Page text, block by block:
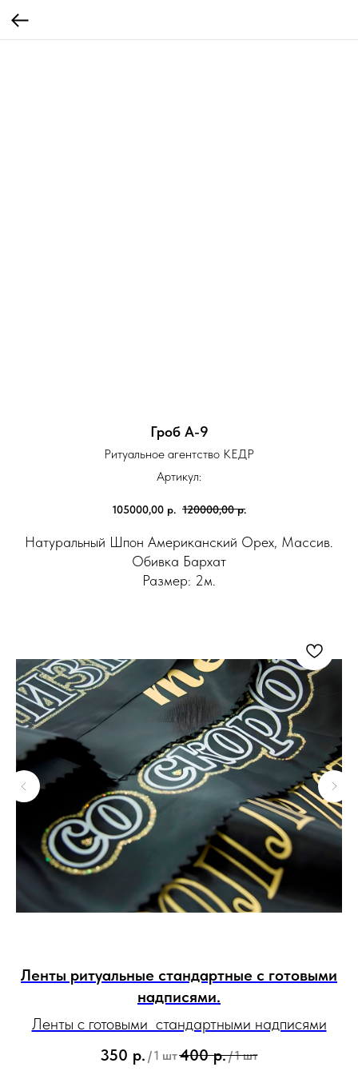
Гроб А-9
Ритуальное агентство КЕДР
Артикул:
105000,00 р. 120000,00 р.
Натуральный Шпон Американский Орех, Массив.
Обивка Бархат
Размер: 2м.
Ленты ритуальные стандартные с готовыми
надписями.
Ленты с готовыми стандартными надписями
350 р. /1 шт400 р./1 шт